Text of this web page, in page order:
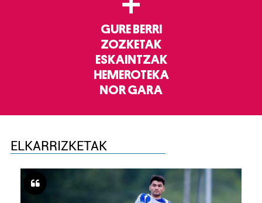
GURE BERRI
ZOZKETAK
ESKAINTZAK
HEMEROTEKA
NOR GARA
ELKARRIZKETAK